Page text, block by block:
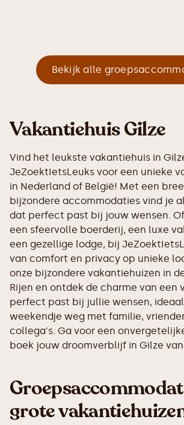
Bekijk alle
Vakantiehuis Gilze
Vind het leukste vakantiehuis in
JeZoektIetsLeuks voor een unieke
in Nederland of België! Met een
bijzondere accommodaties vind je
dat perfect past bij jouw wensen.
een sfeervolle boerderij, een luxe
een gezellige lodge, bij
van comfort en privacy op unieke
onze bijzondere vakantiehuizen in
Rijen en ontdek de charme van een
perfect past bij jullie wensen,
weekendje weg met familie,
collega's. Ga voor een
boek jouw droomverblijf in Gilze
grote